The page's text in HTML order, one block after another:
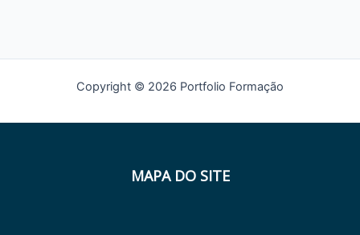
Copyright © 2026 Portfolio Formação
MAPA DO SITE